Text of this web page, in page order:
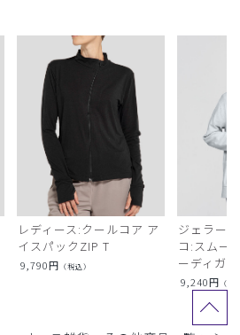
レディース:クールコア ア
イスパックZIP T
9,790円 （税込）
ジェラー
コ:スムー
ーディガン
9,240円 （税